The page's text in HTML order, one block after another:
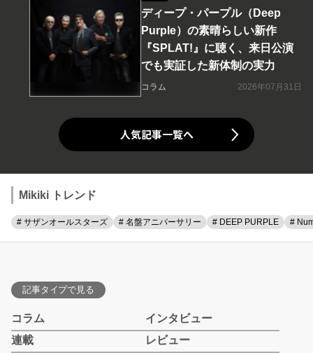
ディープ・パープル（Deep
Purple）の素晴らしい新作
『SPLAT!』に聴く、来日公演
でも実証した新体制の実力
コラム 2026年07月31日
人気記事一覧へ
Mikiki トレンド
# サザンオールスターズ # 名盤アニバーサリー # DEEP PURPLE #
記事タイプで見る
コラム
インタビュー
連載
レビュー